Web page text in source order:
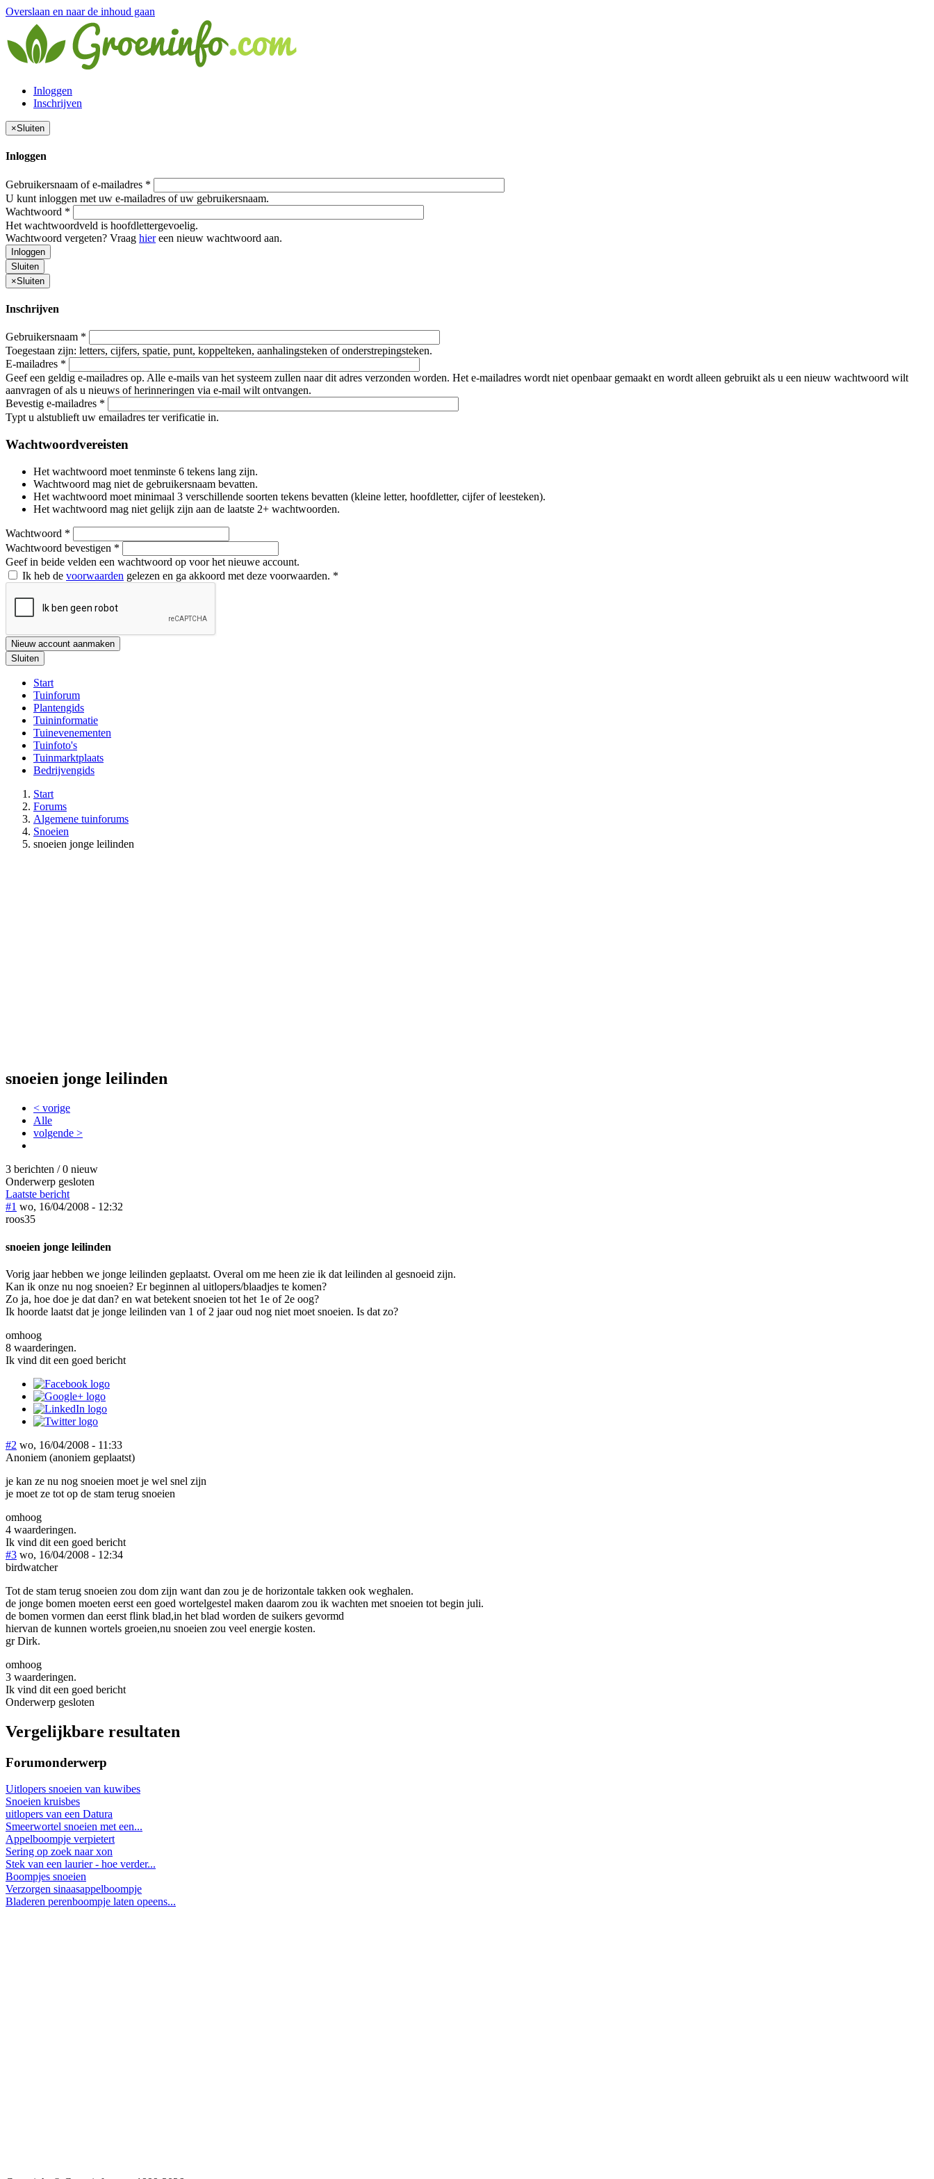
Overslaan en naar de inhoud gaan
Inloggen
Inschrijven
×Sluiten
Inloggen
Gebruikersnaam of e-mailadres *
U kunt inloggen met uw e-mailadres of uw gebruikersnaam.
Wachtwoord *
Het wachtwoordveld is hoofdlettergevoelig.
Wachtwoord vergeten? Vraag hiereen nieuw wachtwoord aan.
Inloggen
Sluiten
×Sluiten
Inschrijven
Gebruikersnaam *
Toegestaan zijn: letters, cijfers, spatie, punt, koppelteken, aanhalingsteken of onderstrepingsteken.
E-mailadres *
Geef een geldig e-mailadres op. Alle e-mails van het systeem zullen naar dit adres verzonden worden. Het e-mailadres wordt niet openbaar gemaakt en wordt alleen gebruikt als u een nieuw wachtwoord wilt
aanvragen of als u nieuws of herinneringen via e-mail wilt ontvangen.
Bevestig e-mailadres *
Typt u alstublieft uw emailadres ter verificatie in.
Wachtwoordvereisten
Het wachtwoord moet tenminste 6 tekens lang zijn.
Wachtwoord mag niet de gebruikersnaam bevatten.
Het wachtwoord moet minimaal 3 verschillende soorten tekens bevatten (kleine letter, hoofdletter, cijfer of leesteken).
Het wachtwoord mag niet gelijk zijn aan de laatste 2+ wachtwoorden.
Wachtwoord *
Wachtwoord bevestigen *
Geef in beide velden een wachtwoord op voor het nieuwe account.
Ik heb de voorwaarden gelezen en ga akkoord met deze voorwaarden. *
Nieuw account aanmaken
Sluiten
Start
Tuinforum
Plantengids
Tuininformatie
Tuinevenementen
Tuinfoto's
Tuinmarktplaats
Bedrijvengids
Start
Forums
Algemene tuinforums
Snoeien
snoeien jonge leilinden
snoeien jonge leilinden
< vorige
Alle
volgende >
3 berichten / 0 nieuw
Onderwerp gesloten
Laatste bericht
#1 wo, 16/04/2008 - 12:32
roos35
snoeien jonge leilinden
Vorig jaar hebben we jonge leilinden geplaatst. Overal om me heen zie ik dat leilinden al gesnoeid zijn.
Kan ik onze nu nog snoeien? Er beginnen al uitlopers/blaadjes te komen?
Zo ja, hoe doe je dat dan? en wat betekent snoeien tot het 1e of 2e oog?
Ik hoorde laatst dat je jonge leilinden van 1 of 2 jaar oud nog niet moet snoeien. Is dat zo?
omhoog
8 waarderingen.
Ik vind dit een goed bericht
#2 wo, 16/04/2008 - 11:33
Anoniem (anoniem geplaatst)
je kan ze nu nog snoeien moet je wel snel zijn
je moet ze tot op de stam terug snoeien
omhoog
4 waarderingen.
Ik vind dit een goed bericht
#3 wo, 16/04/2008 - 12:34
birdwatcher
Tot de stam terug snoeien zou dom zijn want dan zou je de horizontale takken ook weghalen.
de jonge bomen moeten eerst een goed wortelgestel maken daarom zou ik wachten met snoeien tot begin juli.
de bomen vormen dan eerst flink blad,in het blad worden de suikers gevormd
hiervan de kunnen wortels groeien,nu snoeien zou veel energie kosten.
gr Dirk.
omhoog
3 waarderingen.
Ik vind dit een goed bericht
Onderwerp gesloten
Vergelijkbare resultaten
Forumonderwerp
Uitlopers snoeien van kuwibes
Snoeien kruisbes
uitlopers van een Datura
Smeerwortel snoeien met een...
Appelboompje verpietert
Sering op zoek naar xon
Stek van een laurier - hoe verder...
Boompjes snoeien
Verzorgen sinaasappelboompje
Bladeren perenboompje laten opeens...